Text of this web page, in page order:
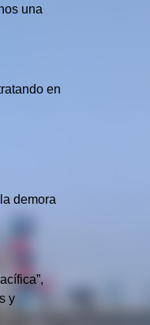
una
en
demora
y